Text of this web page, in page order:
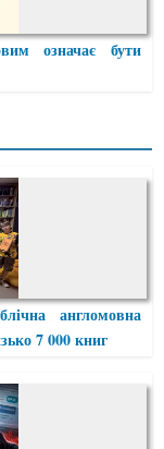
означає бути
англомовна
7 000 книг